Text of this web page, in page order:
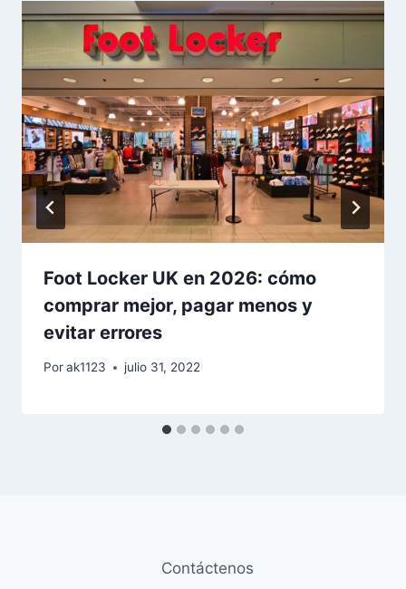
Foot Locker UK en 2026: cómo
comprar mejor, pagar menos y
evitar errores
Porak1123 julio 31, 2022
Contáctenos